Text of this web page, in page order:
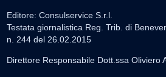
Editore: Consulservice S.r.l.
Testata giornalistica Reg. Trib. di
n. 244 del 26.02.2015
Direttore Responsabile Dott.ssa Oliviero